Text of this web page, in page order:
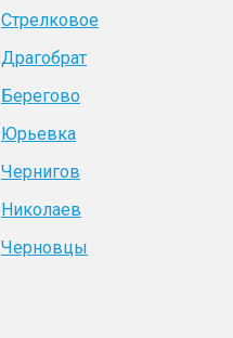
Стрелковое
Драгобрат
Берегово
Юрьевка
Чернигов
Николаев
Черновцы